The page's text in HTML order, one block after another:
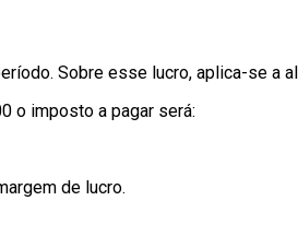
Sobre esse lucro, aplica-se a
o imposto a pagar será:
de lucro.